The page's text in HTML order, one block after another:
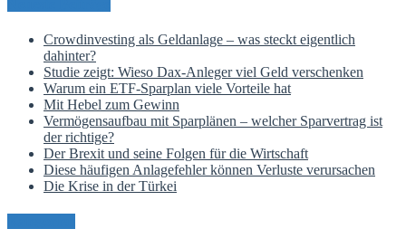
Crowdinvesting als Geldanlage – was steckt eigentlich
dahinter?
Studie zeigt: Wieso Dax-Anleger viel Geld verschenken
Warum ein ETF-Sparplan viele Vorteile hat
Mit Hebel zum Gewinn
Vermögensaufbau mit Sparplänen – welcher Sparvertrag ist
der richtige?
Der Brexit und seine Folgen für die Wirtschaft
Diese häufigen Anlagefehler können Verluste verursachen
Die Krise in der Türkei